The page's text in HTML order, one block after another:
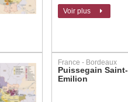
Voir plus
France - Bordeaux
Puissegain Saint-
Emilion